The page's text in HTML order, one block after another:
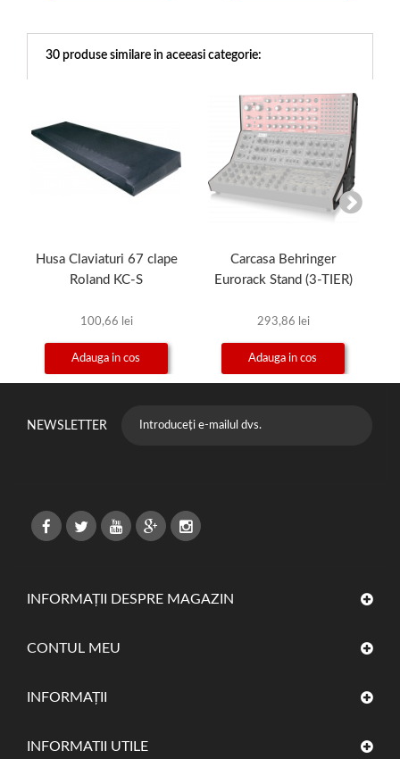
30 produse similare in aceeasi categorie:
Husa Claviaturi 67 clape
Roland KC-S
100,66 lei
Adauga in cos
Carcasa Behringer
Eurorack Stand (3-TIER)
293,86 lei
Adauga in cos
NEWSLETTER
INFORMAȚII DESPRE MAGAZIN
CONTUL MEU
INFORMAŢII
INFORMATII UTILE